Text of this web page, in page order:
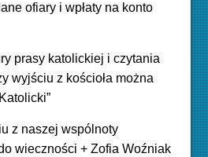
ofiary i wpłaty na konto
prasy katolickiej i czytania
wyjściu z kościoła można
z naszej wspólnoty
wieczności + Zofia Woźniak